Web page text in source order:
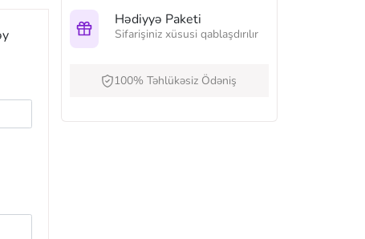
Hədiyyə Paketi
Sifarişiniz xüsusi qablaşdırılır
100% Təhlükəsiz Ödəniş